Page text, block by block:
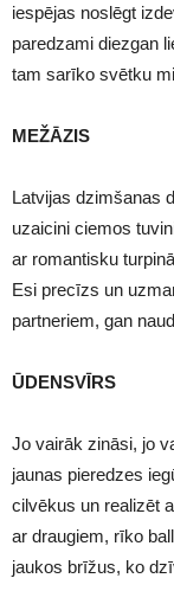
iespējas noslēgt
paredzami diezgan
tam sarīko svētku
MEŽĀZIS
Latvijas dzimšanas
uzaicini ciemos
ar romantisku
Esi precīzs un
partneriem, gan
ŪDENSVĪRS
Jo vairāk zināsi, jo
jaunas pieredzes
cilvēkus un realizēt
ar draugiem, rīko
jaukos brīžus, ko